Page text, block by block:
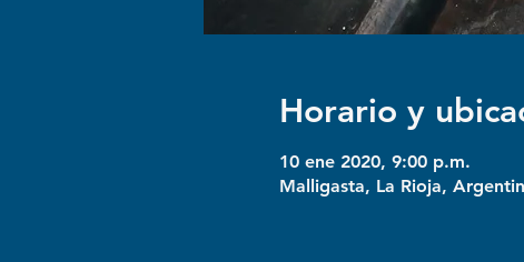
Horario y
10 ene 2020, 9:00 p.m.
Malligasta, La Rioja,